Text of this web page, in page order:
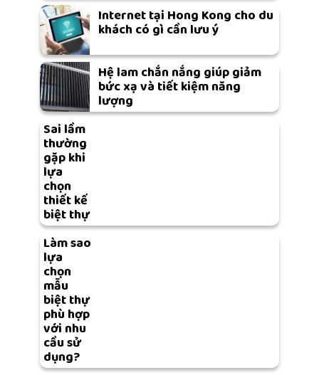
Internet tại Hong Kong cho du
khách có gì cần lưu ý
Hệ lam chắn nắng giúp giảm
bức xạ và tiết kiệm năng
lượng
Sai lầm
thường
gặp khi
lựa
chọn
thiết kế
biệt thự
Làm sao
lựa
chọn
mẫu
biệt thự
phù hợp
với nhu
cầu sử
dụng?